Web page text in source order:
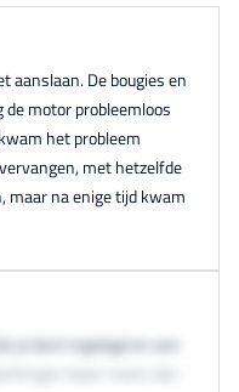
aanslaan. De bougies en
motor probleemloos
het probleem
met hetzelfde
maar na enige tijd kwam
je bent ingelogd en een